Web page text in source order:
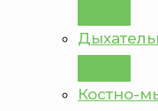
Костно-